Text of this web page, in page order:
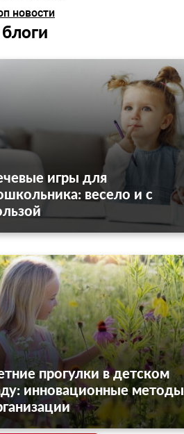
новости
игры для
весело и с
прогулки в детском
инновационные методы